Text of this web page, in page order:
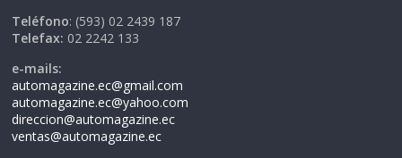
Teléfono: (593) 02 2439 187
Telefax: 02 2242 133
e-mails:
automagazine.ec@gmail.com
automagazine.ec@yahoo.com
direccion@automagazine.ec
ventas@automagazine.ec